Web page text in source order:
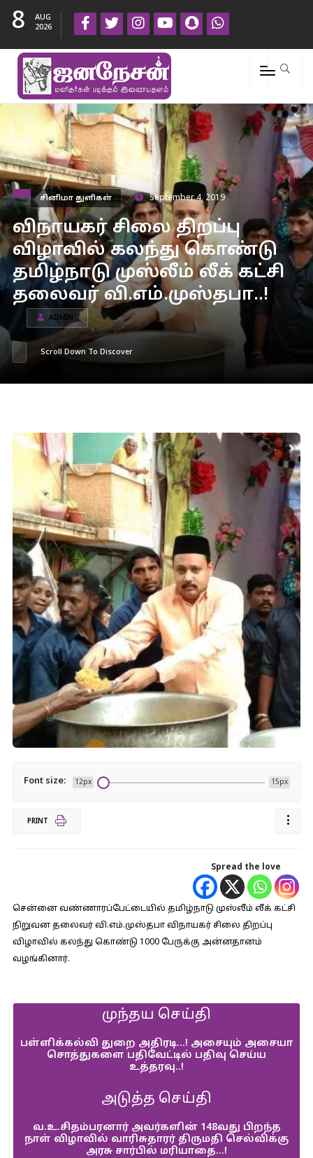
8
AUG
2026
சினிமா துளிகள் September 4, 2019
விநாயகர் சிலை திறப்பு
விழாவில் கலந்து கொண்டு
தமிழ்நாடு முஸ்லீம் லீக் கட்சி
தலைவர் வி.எம்.முஸ்தபா..!
ADMIN
Scroll Down To Discover
Font size: 12px 15px
PRINT
Spread the love
சென்னை வண்ணாரப்பேட்டையில் தமிழ்நாடு முஸ்லீம் லீக் கட்சி
நிறுவன தலைவர் வி.எம்.முஸ்தபா விநாயகர் சிலை திறப்பு
விழாவில் கலந்து கொண்டு 1000 பேருக்கு அன்னதானம்
வழங்கினார்.
முந்தய செய்தி
பள்ளிக்கல்வி துறை அதிரடி…! அசையும் அசையா
சொத்துகளை பதிவேட்டில் பதிவு செய்ய
உத்தரவு..!
அடுத்த செய்தி
வ.உ.சிதம்பரனார் அவர்களின் 148வது பிறந்த
நாள் விழாவில் வாரிசுதாரர் திருமதி செல்விக்கு
அரசு சார்பில் மரியாதை…!